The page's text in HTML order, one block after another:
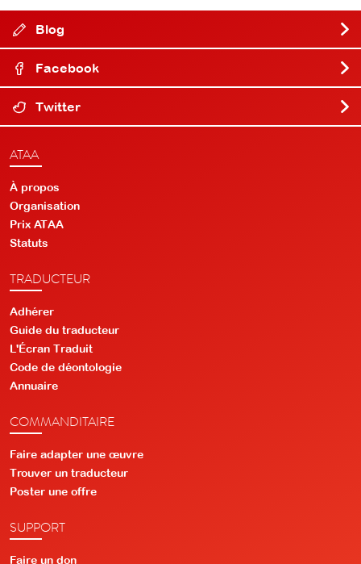
Blog
Facebook
Twitter
ATAA
À propos
Organisation
Prix ATAA
Statuts
TRADUCTEUR
Adhérer
Guide du traducteur
L'Écran Traduit
Code de déontologie
Annuaire
COMMANDITAIRE
Faire adapter une œuvre
Trouver un traducteur
Poster une offre
SUPPORT
Faire un don